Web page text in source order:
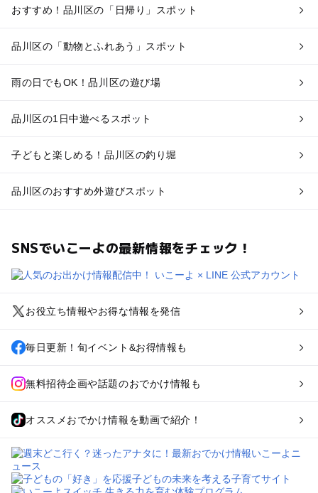
おすすめ！品川区の「日帰り」スポット
品川区の「動物とふれあう」スポット
雨の日でもOK！品川区の遊び場
品川区の1日中遊べるスポット
子どもと楽しめる！品川区の釣り堀
品川区のおすすめ外遊びスポット
SNSでいこーよの最新情報をチェック！
お役立ち情報やお得な情報を発信
毎日更新！旬イベント&お得情報も
無料招待企画や話題のおでかけ情報も
オススメおでかけ情報を動画で紹介！